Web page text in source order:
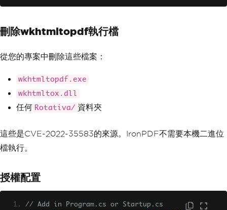
刪除wkhtmltopdf執行檔
從您的專案中刪除這些檔案：
wkhtmltopdf.exe
wkhtmltox.dll
任何 Rotativa/ 資料夾
這些是CVE-2022-35583的來源。IronPDF不需要本機二進位
檔執行。
授權配置
// Add in Program.cs or Startup.cs